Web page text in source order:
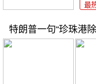
最
特朗普一句“珍珠港